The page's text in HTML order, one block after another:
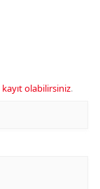
kayıt olabilirsiniz.